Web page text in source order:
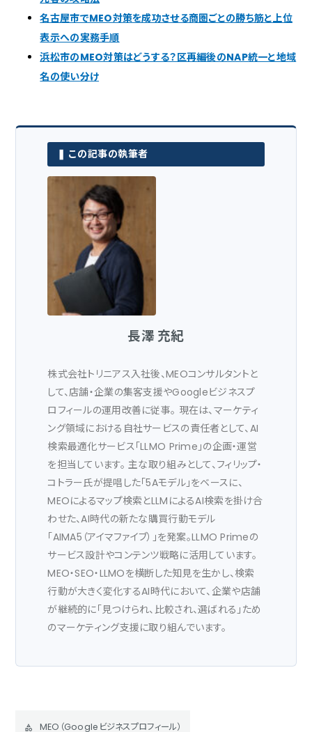
名古屋市でMEO対策を成功させる商圏ごとの勝ち筋と上位
表示への実務手順
浜松市のMEO対策はどうする？区再編後のNAP統一と地域
名の使い分け
長澤 充紀
株式会社トリニアス入社後、MEOコンサルタントと
して、店舗・企業の集客支援やGoogleビジネスプ
ロフィールの運用改善に従事。 現在は、マーケティ
ング領域における自社サービスの責任者として、AI
検索最適化サービス「LLMO Prime」の企画・運営
を担当しています。 主な取り組みとして、フィリップ・
コトラー氏が提唱した「5Aモデル」をベースに、
MEOによるマップ検索とLLMによるAI検索を掛け合
わせた、AI時代の新たな購買行動モデル
「AIMA5（アイマファイブ）」を発案。LLMO Primeの
サービス設計やコンテンツ戦略に活用しています。
MEO・SEO・LLMOを横断した知見を生かし、検索
行動が大きく変化するAI時代において、企業や店舗
が継続的に「見つけられ、比較され、選ばれる」ため
のマーケティング支援に取り組んでいます。
MEO（Googleビジネスプロフィール）